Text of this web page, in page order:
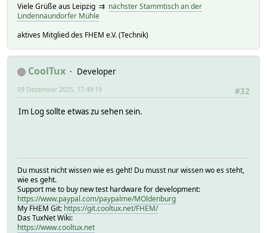
Viele Grüße aus Leipzig ⇉ nächster Stammtisch an der
Lindennaundorfer Mühle
aktives Mitglied des FHEM e.V. (Technik)
CoolTux
Developer
#32
09 Dezember 2025, 17:49:19
Im Log sollte etwas zu sehen sein.
Du musst nicht wissen wie es geht! Du musst nur wissen wo es steht,
wie es geht.
Support me to buy new test hardware for development:
https://www.paypal.com/paypalme/MOldenburg
My FHEM Git: https://git.cooltux.net/FHEM/
Das TuxNet Wiki:
https://www.cooltux.net